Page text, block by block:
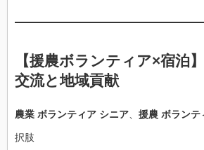
【援農ボランティア×宿泊
交流と地域貢献
農業 ボランティア シニア 援農 ボランテ
択肢